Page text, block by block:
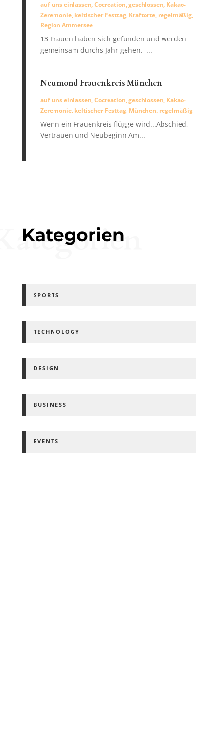
auf uns einlassen,Cocreation,geschlossen, Kakao-
Zeremonie, keltischer Festtag, Kraftorte, regelmäßig,
Region Ammersee
13 Frauen haben sich gefunden und werden
gemeinsam durchs Jahr gehen. ...
Neumond Frauenkreis München
auf uns einlassen,Cocreation,geschlossen, Kakao-
Zeremonie, keltischer Festtag, München, regelmäßig
Wenn ein Frauenkreis flügge wird...Abschied,
Vertrauen und Neubeginn Am...
Kategorien
SPORTS
TECHNOLOGY
DESIGN
BUSINESS
EVENTS